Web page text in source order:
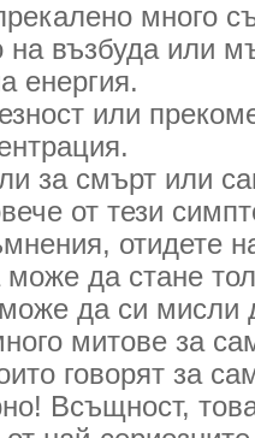
много
на възбуда или
енергия.
или
за смърт или
от тези
отидете
може да стане
може да си мисли
митове за
говорят за
Всъщност,